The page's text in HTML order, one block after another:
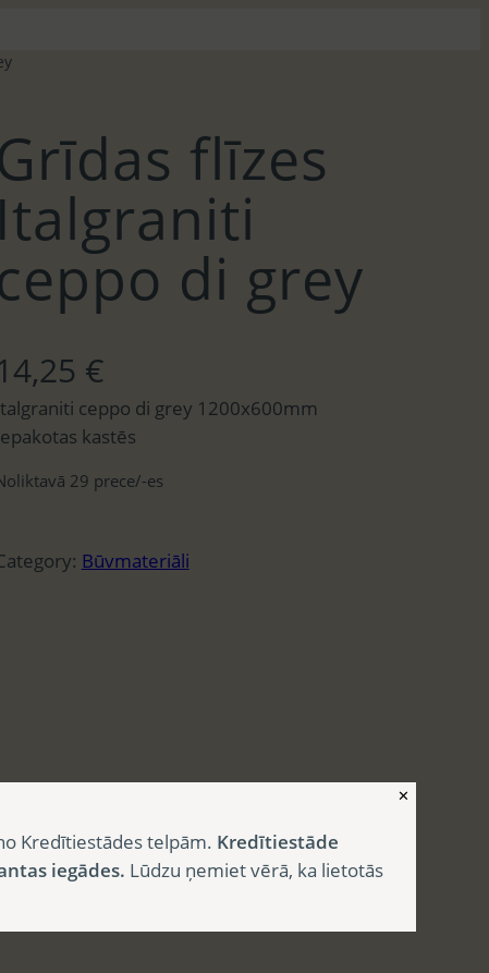
flīzes
Italgraniti
di grey
€
ceppo di grey 1200x600mm
kastēs
29 prece/-es
Būvmateriāli
✕
Kredītiestādes telpām. Kredītiestāde
iegādes. Lūdzu ņemiet vērā, ka lietotās